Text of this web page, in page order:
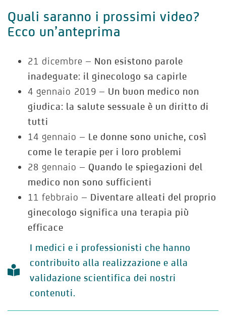
Quali saranno i prossimi video?
Ecco un’anteprima
21 dicembre – Non esistono parole
inadeguate: il ginecologo sa capirle
4 gennaio 2019 – Un buon medico non
giudica: la salute sessuale è un diritto di
tutti
14 gennaio – Le donne sono uniche, così
come le terapie per i loro problemi
28 gennaio – Quando le spiegazioni del
medico non sono sufficienti
11 febbraio – Diventare alleati del proprio
ginecologo significa una terapia più
efficace
I medici e i professionisti che hanno
contribuito alla realizzazione e alla
validazione scientifica dei nostri
contenuti.